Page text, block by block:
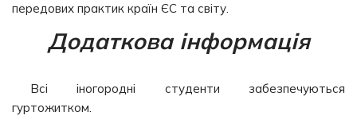
передових практик країн ЄС та світу.
Додаткова інформація
Всі іногородні студенти забезпечуються
гуртожитком.